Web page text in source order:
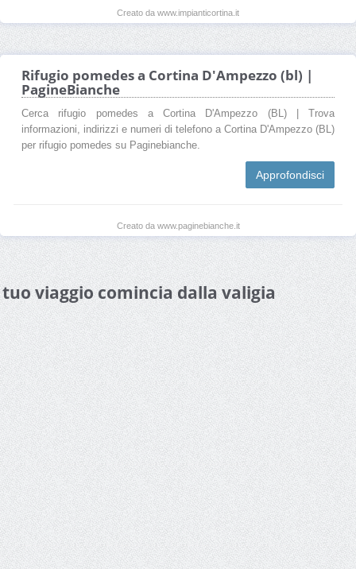
Creato da www.impianticortina.it
Rifugio pomedes a Cortina D'Ampezzo (bl) |
PagineBianche
Cerca rifugio pomedes a Cortina D'Ampezzo (BL) | Trova
informazioni, indirizzi e numeri di telefono a Cortina D'Ampezzo (BL)
per rifugio pomedes su Paginebianche.
Approfondisci
Creato da www.paginebianche.it
viaggio comincia dalla valigia